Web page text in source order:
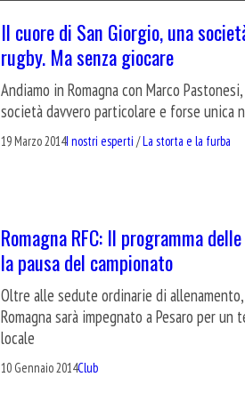
Il cuore di San Giorgio, una
rugby. Ma senza giocare
Andiamo in Romagna con Marco
società davvero particolare e forse unica
19 Marzo 2014I nostri esperti /La storta e la furba
Romagna RFC: Il programma
la pausa del campionato
Oltre alle sedute ordinarie di
Romagna sarà impegnato a Pesaro per un
locale
10 Gennaio 2014Club